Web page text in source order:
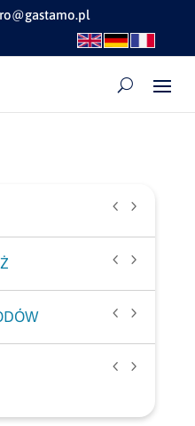
Niemcy
Austrii